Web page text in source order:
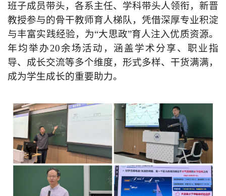
班子成员带头，各系主任、学科带头人领衔，新晋
教授参与的骨干教师育人梯队，凭借深厚专业积淀
与丰富实践经验，为“大思政”育人注入优质资源。
年均举办20余场活动，涵盖学术分享、职业指
导、成长交流等多个维度，形式多样、干货满满，
成为学生成长的重要助力。